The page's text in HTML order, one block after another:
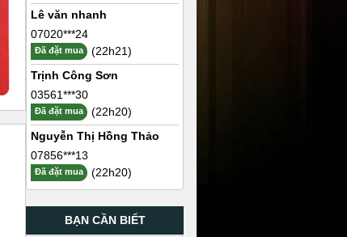
Lê văn nhanh
07020***24
Đã đặt mua
(22h21)
Trịnh Công Sơn
03561***30
Đã đặt mua
(22h20)
Nguyễn Thị Hồng Thảo
07856***13
Đã đặt mua (22h20)
BẠN CẦN BIẾT